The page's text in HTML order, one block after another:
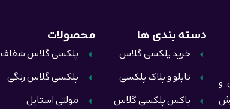
و
دسته بندی ها
خرید پلکسی گلاس
تابلو و پلاک پلکسی
باکس پلکسی گلاس
محصولات
پلکسی گلاس شفاف
پلکسی گلاس رنگی
مولتی استایل